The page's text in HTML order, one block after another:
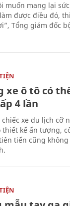
muốn mang lại
được điều đó,
Tổng giám đốc
xe ô tô có
4 lần
xe du lịch cỡ
thiết kế ấn tượng,
tiến cũng không